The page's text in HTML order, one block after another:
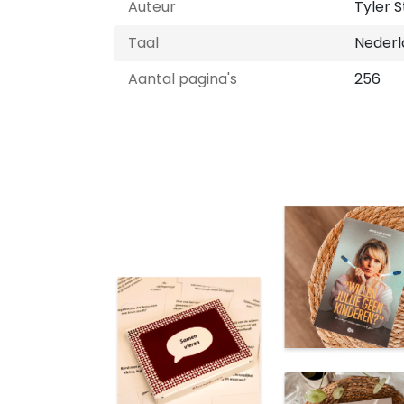
Auteur
Tyler
Taal
Aantal pagina's
256